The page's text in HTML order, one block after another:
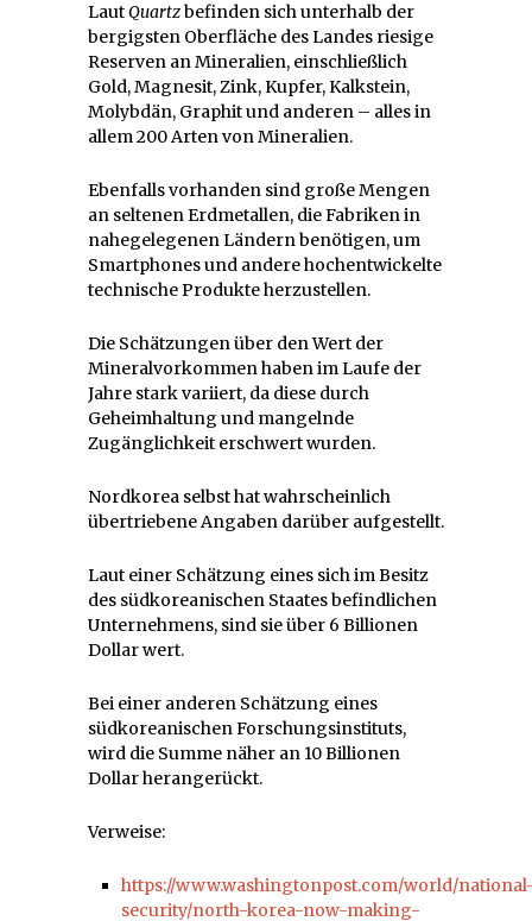
LautQuartzbefinden sich unterhalb der
bergigsten Oberfläche des Landes riesige
Reserven an Mineralien, einschließlich
Gold, Magnesit, Zink, Kupfer, Kalkstein,
Molybdän, Graphit und anderen – alles in
allem 200 Arten von Mineralien.
Ebenfalls vorhanden sind große Mengen
an seltenen Erdmetallen, die Fabriken in
nahegelegenen Ländern benötigen, um
Smartphones und andere hochentwickelte
technische Produkte herzustellen.
Die Schätzungen über den Wert der
Mineralvorkommen haben im Laufe der
Jahre stark variiert, da diese durch
Geheimhaltung und mangelnde
Zugänglichkeit erschwert wurden.
Nordkorea selbst hat wahrscheinlich
übertriebene Angaben darüber aufgestellt.
Laut einer Schätzung eines sich im Besitz
des südkoreanischen Staates befindlichen
Unternehmens, sind sie über 6 Billionen
Dollar wert.
Bei einer anderen Schätzung eines
südkoreanischen Forschungsinstituts,
wird die Summe näher an 10 Billionen
Dollar herangerückt.
Verweise:
https://www.washingtonpost.com/world/
security/north-korea-now-making-